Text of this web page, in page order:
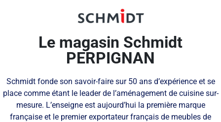
Le magasin Schmidt
PERPIGNAN
Schmidt fonde son savoir-faire sur 50 ans d’expérience et se
place comme étant le leader de l’aménagement de cuisine sur-
mesure. L’enseigne est aujourd’hui la première marque
française et le premier exportateur français de meubles de